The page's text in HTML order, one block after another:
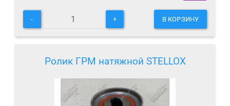
- + В КОРЗИНУ
Ролик ГРМ натяжной STELLOX